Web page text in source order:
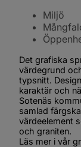
Miljö
Det grafiska
värdegrund
typsnitt.
karaktär och
Sotenäs
samlad
värdeelement
och graniten.
Läs mer i vår